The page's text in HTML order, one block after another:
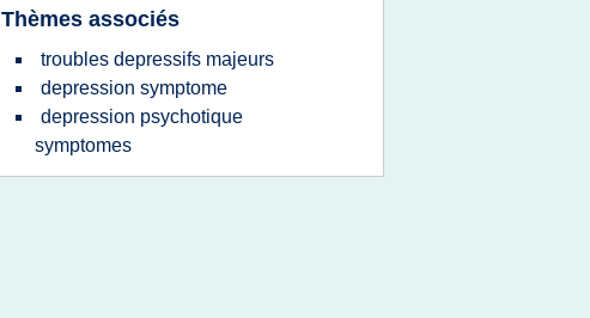
Thèmes associés
troubles depressifs majeurs
depression symptome
depression psychotique
symptomes